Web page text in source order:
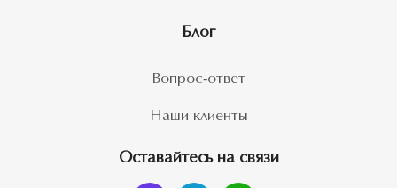
Блог
Вопрос-ответ
Наши клиенты
Оставайтесь на связи